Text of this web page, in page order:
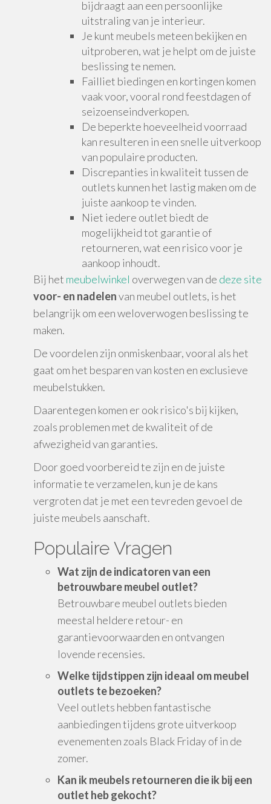
bijdraagt aan een persoonlijke
uitstraling van je interieur.
Je kunt meubels meteen bekijken en
uitproberen, wat je helpt om de juiste
beslissing te nemen.
Failliet biedingen en kortingen komen
vaak voor, vooral rond feestdagen of
seizoenseindverkopen.
De beperkte hoeveelheid voorraad
kan resulteren in een snelle uitverkoop
van populaire producten.
Discrepanties in kwaliteit tussen de
outlets kunnen het lastig maken om de
juiste aankoop te vinden.
Niet iedere outlet biedt de
mogelijkheid tot garantie of
retourneren, wat een risico voor je
aankoop inhoudt.
Bij het meubelwinkel overwegen van de deze site
voor- en nadelenvan meubel outlets, is het
belangrijk om een weloverwogen beslissing te
maken.
De voordelen zijn onmiskenbaar, vooral als het
gaat om het besparen van kosten en exclusieve
meubelstukken.
Daarentegen komen er ook risico's bij kijken,
zoals problemen met de kwaliteit of de
afwezigheid van garanties.
Door goed voorbereid te zijn en de juiste
informatie te verzamelen, kun je de kans
vergroten dat je met een tevreden gevoel de
juiste meubels aanschaft.
Populaire Vragen
Wat zijn de indicatoren van een
betrouwbare meubel outlet?
Betrouwbare meubel outlets bieden
meestal heldere retour- en
garantievoorwaarden en ontvangen
lovende recensies.
Welke tijdstippen zijn ideaal om meubel
outlets te bezoeken?
Veel outlets hebben fantastische
aanbiedingen tijdens grote uitverkoop
evenementen zoals Black Friday of in de
zomer.
Kan ik meubels retourneren die ik bij een
outlet heb gekocht?